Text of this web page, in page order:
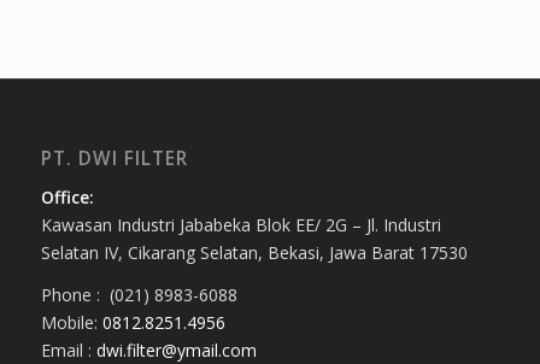
PT. DWI FILTER
Office:
Kawasan Industri Jababeka Blok EE/ 2G – Jl. Industri
Selatan IV, Cikarang Selatan, Bekasi, Jawa Barat 17530
Phone : (021) 8983-6088
Mobile: 0812.8251.4956
Email : dwi.filter@ymail.com